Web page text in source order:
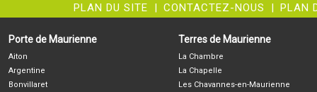
PLAN DU SITE | CONTACTEZ-NOUS | PLAN
Porte de Maurienne
Aiton
Argentine
Bonvillaret
Terres de Maurienne
La Chambre
La Chapelle
Les Chavannes-en-Maurienne